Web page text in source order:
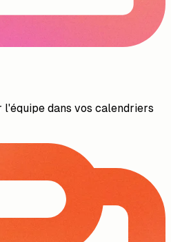
dans vos calendriers